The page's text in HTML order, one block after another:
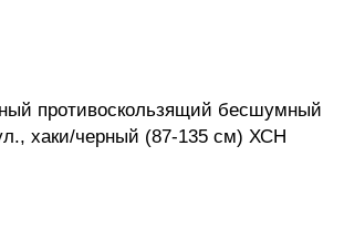
противоскользящий бесшумный
хаки/черный (87-135 см) ХСН